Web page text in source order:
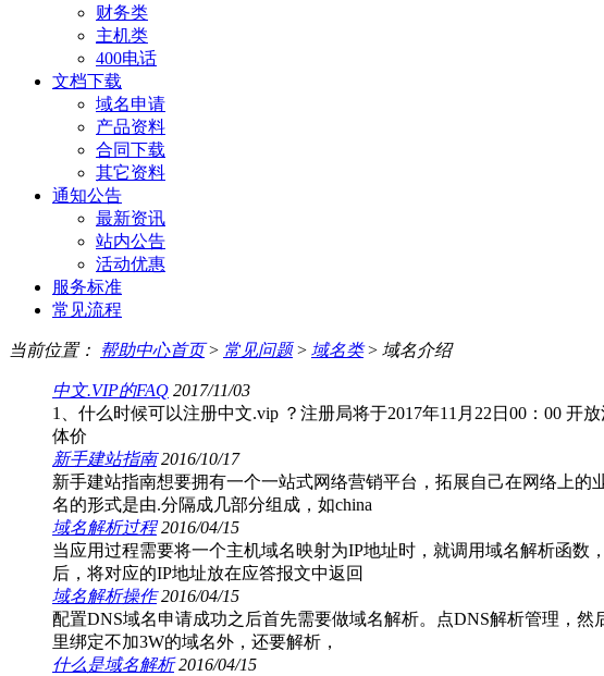
财务类
主机类
400电话
文档下载
域名申请
产品资料
合同下载
其它资料
通知公告
最新资讯
站内公告
活动优惠
服务标准
常见流程
当前位置： 帮助中心首页> 常见问题> 域名类> 域名介绍
中文.VIP的FAQ 2017/11/03
1、什么时候可以注册中文.vip ？注册局将于2017年11月22日00：00
体价
新手建站指南 2016/10/17
新手建站指南想要拥有一个一站式网络营销平台，拓展自己在网络上
名的形式是由.分隔成几部分组成，如china
域名解析过程 2016/04/15
当应用过程需要将一个主机域名映射为IP地址时，就调用域名解析函
后，将对应的IP地址放在应答报文中返回
域名解析操作 2016/04/15
配置DNS域名申请成功之后首先需要做域名解析。点DNS解析管理，
里绑定不加3W的域名外，还要解析，
什么是域名解析 2016/04/15